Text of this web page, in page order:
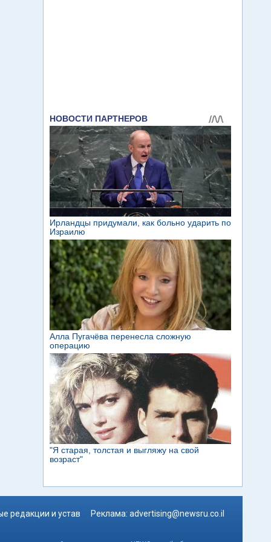
редакции и устав Реклама: advertising@newsru.co.il